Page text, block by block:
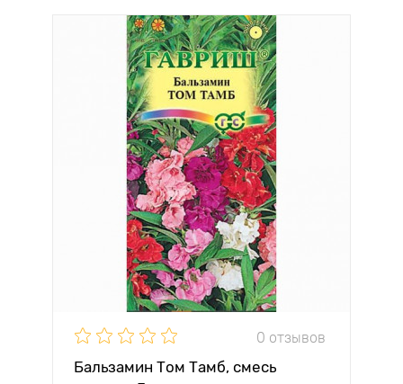
0 отзывов
Бальзамин Том Тамб, смесь